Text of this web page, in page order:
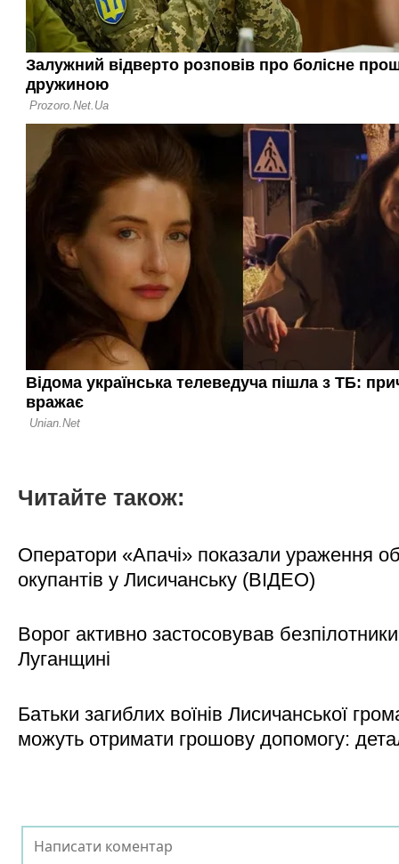
Читайте також:
Оператори «Апачі» показали ураження
окупантів у Лисичанську (ВІДЕО)
Ворог активно застосовував
Луганщині
Батьки загиблих воїнів Лисичанської
можуть отримати грошову допомогу: